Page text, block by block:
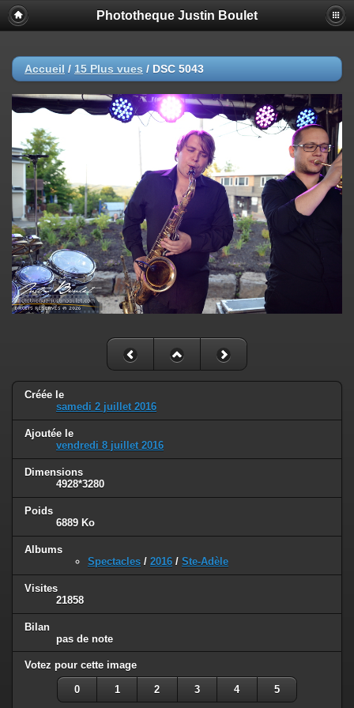
Phototheque Justin Boulet
Accueil / 15 Plus vues / DSC 5043
Créée le
samedi 2 juillet 2016
Ajoutée le
vendredi 8 juillet 2016
Dimensions
4928*3280
Poids
6889 Ko
Albums
Spectacles / 2016 / Ste-Adèle
Visites
21858
Bilan
pas de note
Votez pour cette image
0 1 2 3 4 5